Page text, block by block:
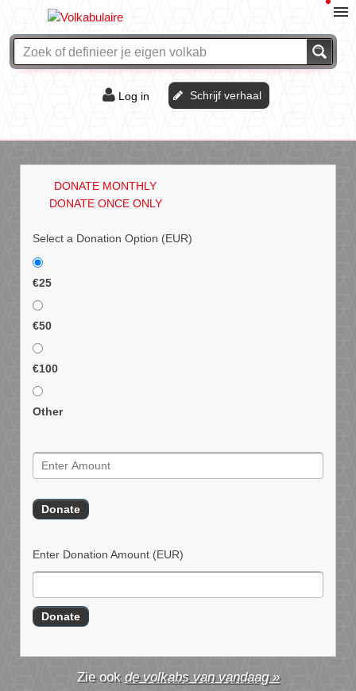
Log in Schrijf verhaal
DONATE MONTHLY
DONATE ONCE ONLY
Select a Donation Option (EUR)
€25
€50
€100
Other
Enter Donation Amount (EUR)
de volkabs van vandaag »